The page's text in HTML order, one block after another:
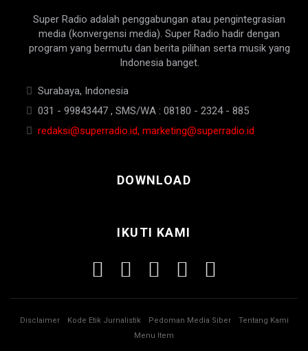
Super Radio adalah penggabungan atau pengintegrasian
media (konvergensi media). Super Radio hadir dengan
program yang bermutu dan berita pilihan serta musik yang
Indonesia banget.
Surabaya, Indonesia
031 - 99843447 , SMS/WA : 08180 - 2324 - 885
redaksi@superradio.id, marketing@superradio.id
DOWNLOAD
IKUTI KAMI
Disclaimer Kode Etik Jurnalistik Pedoman Media Siber
Tentang Kami
Menu Item